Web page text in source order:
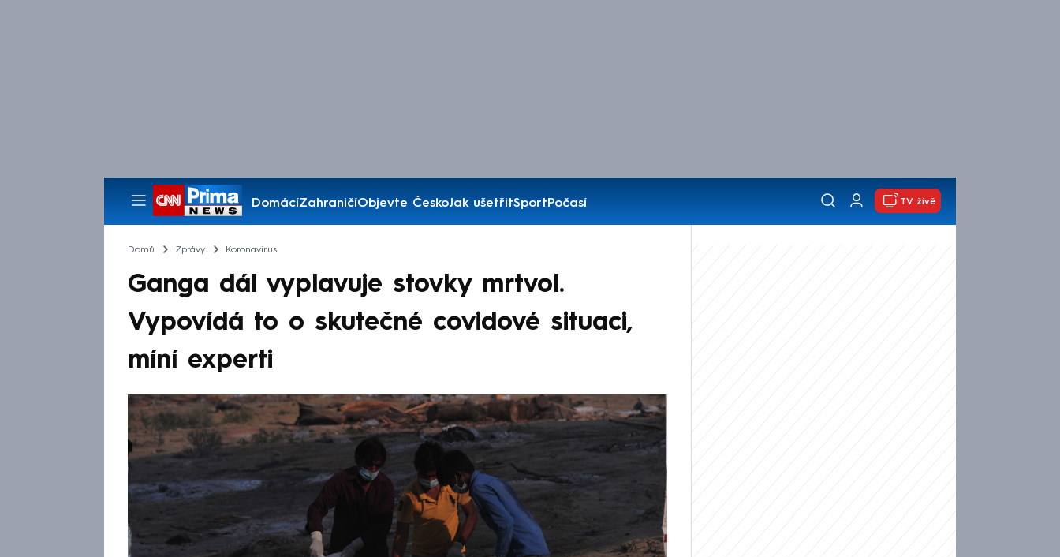
DomácíZahraničíObjevte ČeskoJak ušetřitSportPočasí
Pořady
TV živě
Domů Zprávy Koronavirus
Ganga dál vyplavuje stovky mrtvol.
Vypovídá to o skutečné covidové situaci,
míní experti